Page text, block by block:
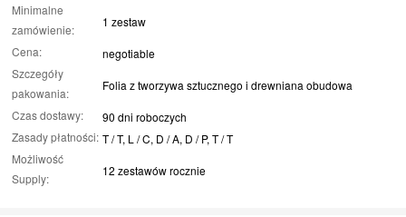
Minimalne
zamówienie:
1 zestaw
Cena:
negotiable
Szczegóły
pakowania:
Folia z tworzywa sztucznego i drewniana obudowa
Czas dostawy:
90 dni roboczych
Zasady płatności: T / T, L / C, D / A, D / P, T / T
Możliwość
Supply:
12 zestawów rocznie